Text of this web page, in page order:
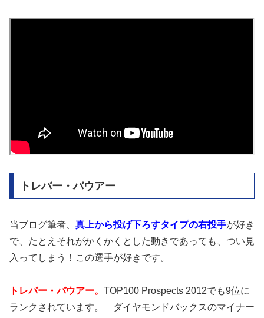
トレバー・バウアー
当ブログ筆者、 真上から投げ下ろすタイプの右投手が好き
で、たとえそれがかくかくとした動きであっても、つい見
入ってしまう！この選手が好きです。
トレバー・バウアー。 TOP100 Prospects 2012でも9位に
ランクされています。 ダイヤモンドバックスのマイナー